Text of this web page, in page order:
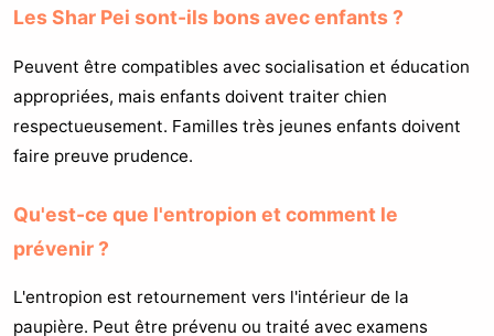
Les Shar Pei sont-ils bons avec enfants ?
Peuvent être compatibles avec socialisation et éducation
appropriées, mais enfants doivent traiter chien
respectueusement. Familles très jeunes enfants doivent
faire preuve prudence.
Qu'est-ce que l'entropion et comment le
prévenir ?
L'entropion est retournement vers l'intérieur de la
paupière. Peut être prévenu ou traité avec examens